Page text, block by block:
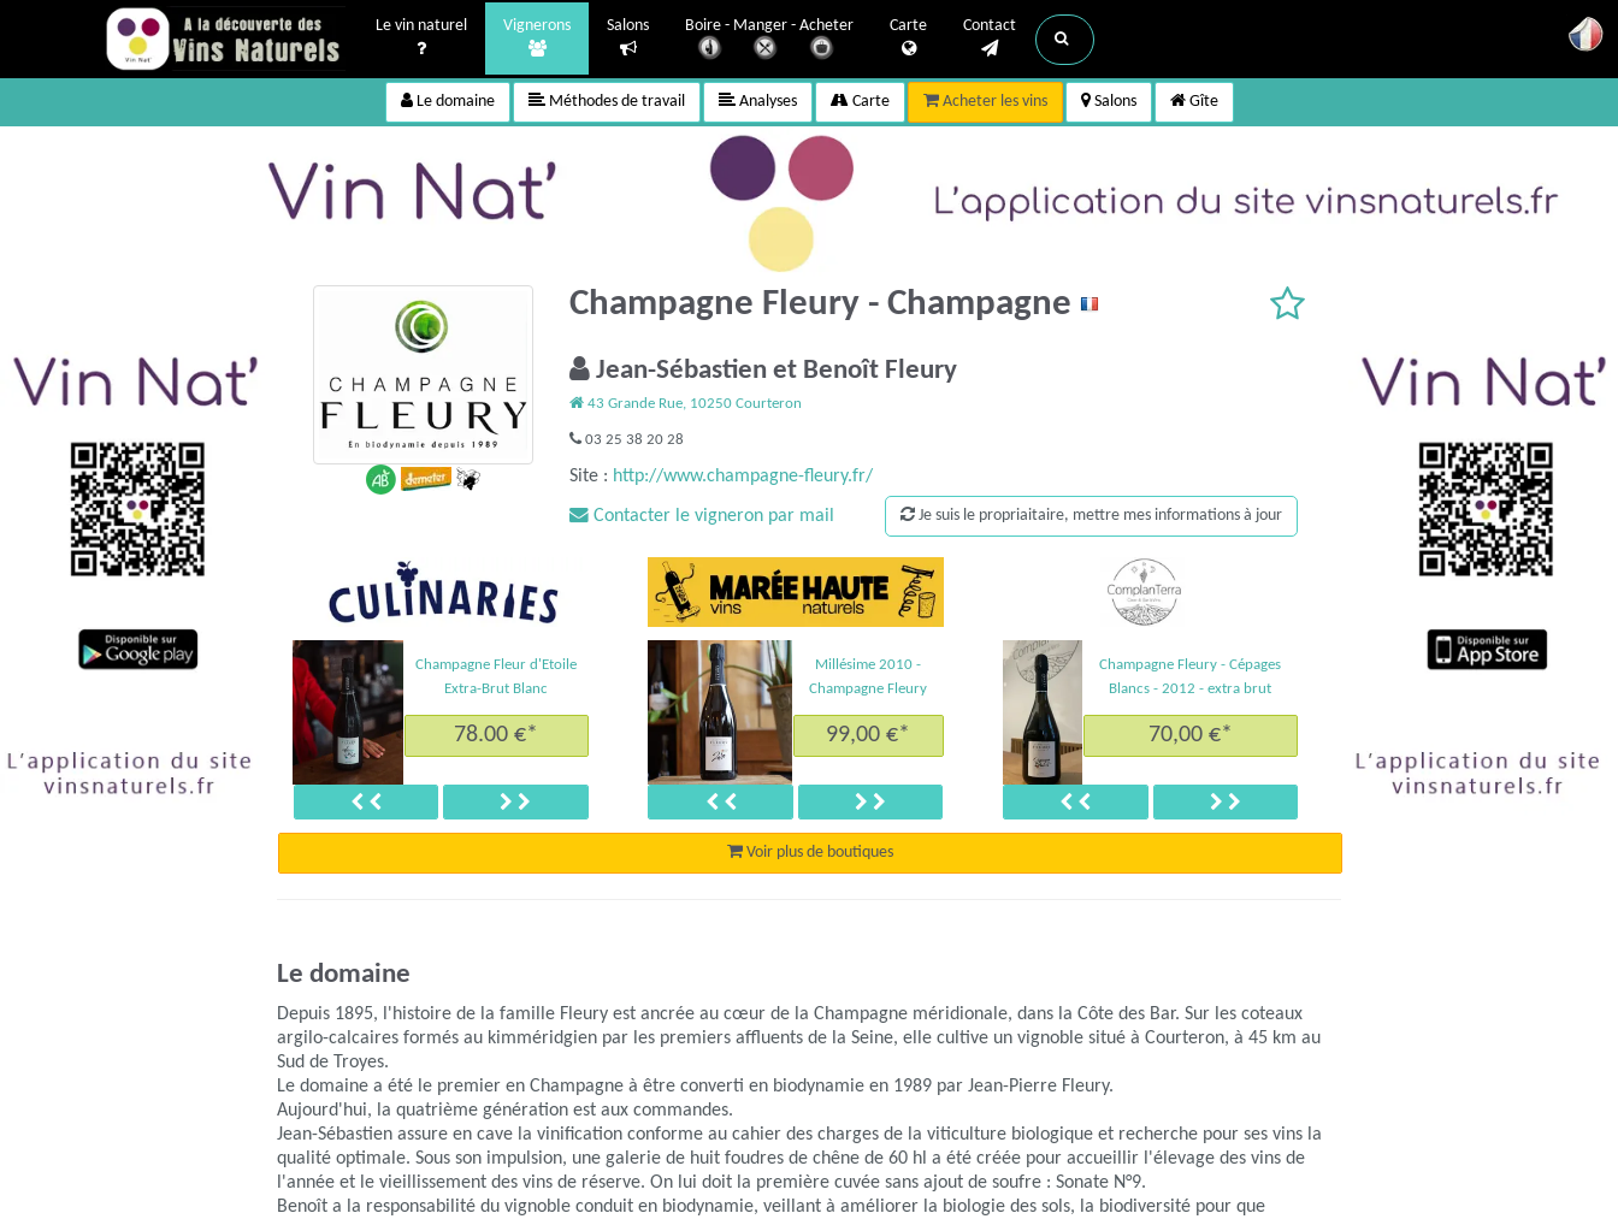
Le vin naturel Vignerons Salons Boire - Manger - Acheter Carte Contact
Le domaine Méthodes de travail Analyses Carte Acheter les vins Salons Gîte
Champagne Fleury - Champagne
Jean-Sébastien et Benoît Fleury
43 Grande Rue, 10250 Courteron
03 25 38 20 28
Site : http://www.champagne-fleury.fr/
Contacter le vigneron par mail Je suis le propriaitaire, mettre mes informations à jour
Champagne Fleur d'Etoile
Extra-Brut Blanc
78.00 €*
Précédent
Millésime 2010 -
Champagne Fleury
99,00 €*
Précédent
Champagne Fleury - Coteaux Champenois
rouge - 2019
50,00 €*
Suivant
Voir plus de boutiques
Le domaine
Depuis 1895, l'histoire de la famille Fleury est ancrée au cœur de la Champagne méridionale, dans la Côte des Bar. Sur les coteaux
argilo-calcaires formés au kimméridgien par les premiers affluents de la Seine, elle cultive un vignoble situé à Courteron, à 45 km au
Sud de Troyes.
Le domaine a été le premier en Champagne à être converti en biodynamie en 1989 par Jean-Pierre Fleury.
Aujourd'hui, la quatrième génération est aux commandes.
Jean-Sébastien assure en cave la vinification conforme au cahier des charges de la viticulture biologique et recherche pour ses vins la
qualité optimale. Sous son impulsion, une galerie de huit foudres de chêne de 60 hl a été créée pour accueillir l'élevage des vins de
l'année et le vieillissement des vins de réserve. On lui doit la première cuvée sans ajout de soufre : Sonate N°9.
Benoît a la responsabilité du vignoble conduit en biodynamie, veillant à améliorer la biologie des sols, la biodiversité pour que